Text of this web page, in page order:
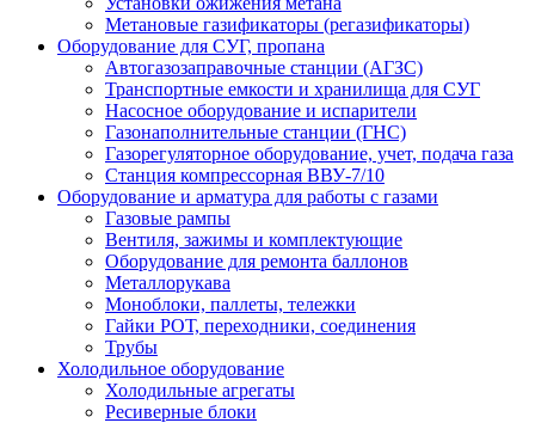
Метановые газификаторы (регазификаторы)
Оборудование для СУГ, пропана
Автогазозаправочные станции (АГЗС)
Транспортные емкости и хранилища для СУГ
Насосное оборудование и испарители
Газонаполнительные станции (ГНС)
Газорегуляторное оборудование, учет, подача газа
Станция компрессорная ВВУ-7/10
Оборудование и арматура для работы с газами
Газовые рампы
Вентиля, зажимы и комплектующие
Оборудование для ремонта баллонов
Металлорукава
Моноблоки, паллеты, тележки
Гайки РОТ, переходники, соединения
Трубы
Холодильное оборудование
Холодильные агрегаты
Ресиверные блоки